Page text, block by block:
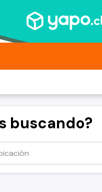
buscando?